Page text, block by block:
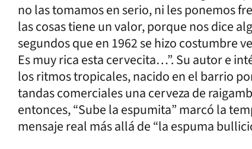
no las tomamos en serio, ni les ponemos
las cosas tiene un valor, porque nos dice
segundos que en 1962 se hizo costumbre
Es muy rica esta cervecita…”. Su autor e
los ritmos tropicales, nacido en el barrio
tandas comerciales una cerveza de
entonces, “Sube la espumita” marcó la
mensaje real más allá de “la espuma